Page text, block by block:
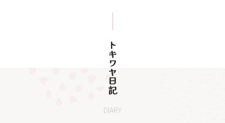
トキワヤ日記
DIARY